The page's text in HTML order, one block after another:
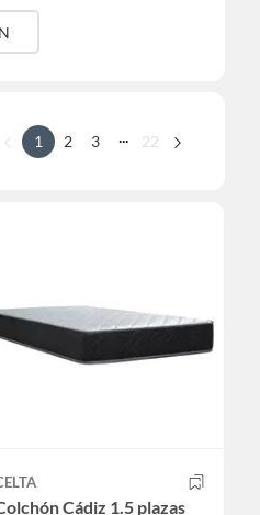
1 2 3 ... 22
Cádiz 1.5 plazas